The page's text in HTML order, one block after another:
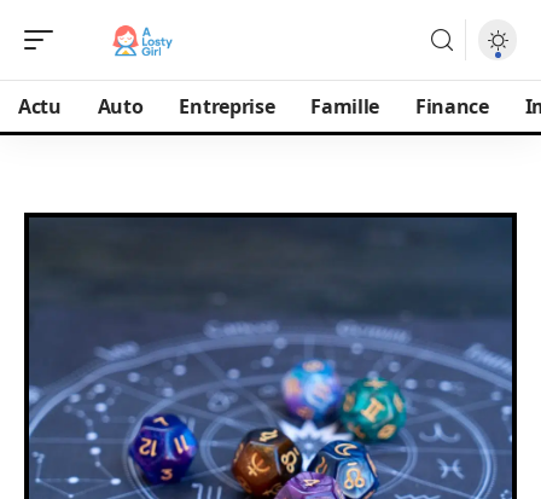
Actu Auto Entreprise Famille Finance